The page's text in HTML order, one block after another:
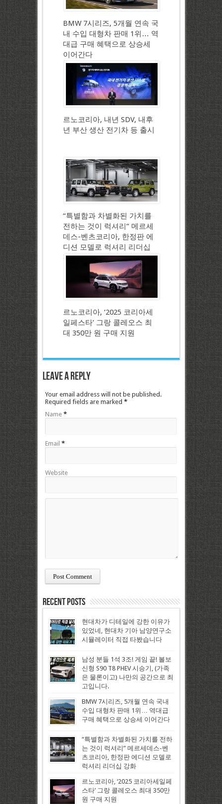
BMW 7시리즈, 5개월 연속 국
내 수입 대형차 판매 1위… 역
대급 구매 혜택으로 상승세
이어간다
르노코리아, 내년 SDV, 내후
년 부산 생산 전기차 등 출시
“특별함과 차별화된 가치를
전하는 것이 럭셔리” 메르세
데스-벤츠코리아, 한정판 에
디션 모델로 럭셔리 리더십
강화
르노코리아, ‘2025 코리아세
일페스타’ 그랑 콜레오스 최
대 350만 원 구매 지원
Leave a Reply
Your email address will not be published.
Required fields are marked *
Name *
Email *
Website
Recent Posts
현대차가 디테일에 강한 이유가
있었네, 현대차 기아 남양연구소
시뮬레이터 직접 타봤습니다
남성 분들 1석 3조! 게임 끝! 볼보
신형 S90 T8 PHEV 시승기, (가족
은 물론이고) 나만의 공간으로 최
고입니다.
BMW 7시리즈, 5개월 연속 국내
수입 대형차 판매 1위… 역대급
구매 혜택으로 상승세 이어간다
“특별함과 차별화된 가치를 전하
는 것이 럭셔리” 메르세데스-벤
츠코리아, 한정판 에디션 모델로
럭셔리 리더십 강화
르노코리아, ‘2025 코리아세일페
스타’ 그랑 콜레오스 최대 350만
원 구매 지원